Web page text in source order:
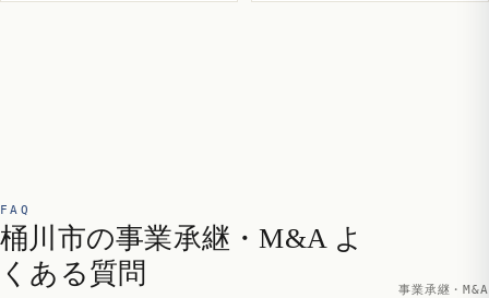
FAQ
桶川市の事業承継・M&A よ
くある質問
事業承継・M&A